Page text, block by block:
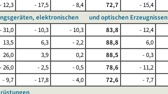
- 12,3 - 17,5 - 8,4 72,7 - 15,4
elektronischen und optischen Erzeugnissen
- 31,0 - 10,3 - 10,3 83,8 - 12,4
13,5 6,3 - 2,2 88,8 6,0
26,0 3,9 0,2 88,5 - 0,3
- 26,0 - 2,5 - 0,5 78,6 - 11,2
- 9,7 - 17,8 - 4,0 72,6 - 7,7